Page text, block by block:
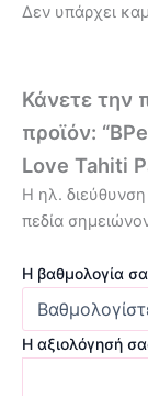
Δεν υπάρχει
Κάνετε την
προϊόν:
Love Tahiti
Η ηλ.
πεδία
Η βαθμολογία
Η αξιολόγησή